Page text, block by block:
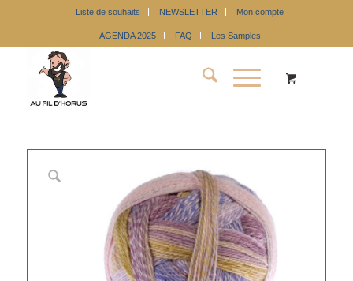
Liste de souhaits NEWSLETTER Mon compte
AGENDA 2025 FAQ Les Samples